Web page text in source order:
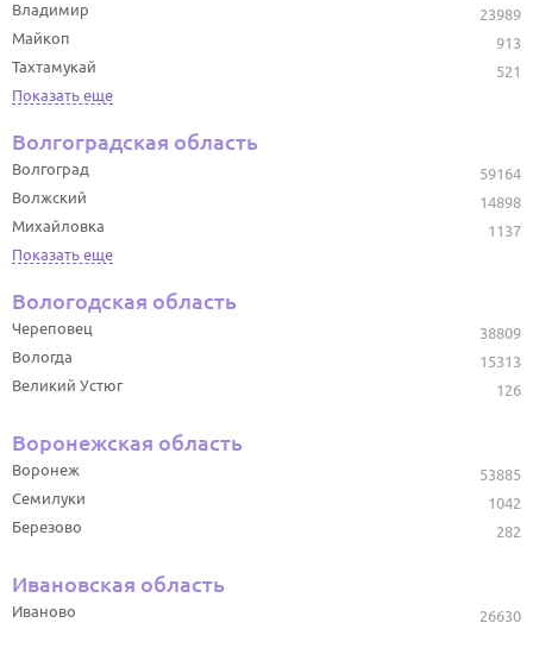
23989
Владимир
913
Майкоп
521
Тахтамукай
Показать еще
Волгоградская область
59164
Волгоград
14898
Волжский
1137
Михайловка
Показать еще
Вологодская область
38809
Череповец
15313
Вологда
126
Великий Устюг
Воронежская область
53885
Воронеж
1042
Семилуки
282
Березово
Ивановская область
26630
Иваново